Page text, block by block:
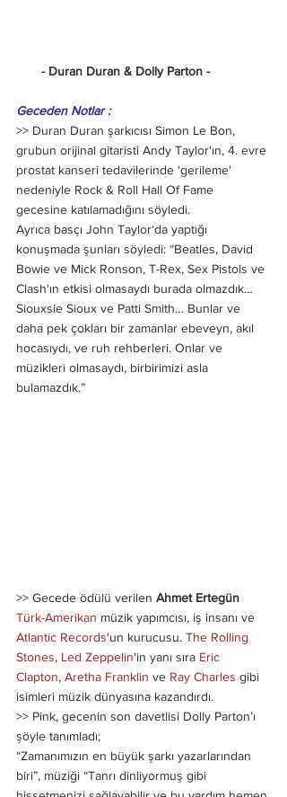
       - Duran Duran & Dolly Parton -
Geceden Notlar :
>> Duran Duran şarkıcısı Simon Le Bon,
grubun orijinal gitaristi Andy Taylor'ın, 4. evre
prostat kanseri tedavilerinde 'gerileme'
nedeniyle Rock & Roll Hall Of Fame
gecesine katılamadığını söyledi.
Ayrıca basçı John Taylor‘da yaptığı
konuşmada şunları söyledi: “Beatles, David
Bowie ve Mick Ronson, T-Rex, Sex Pistols ve
Clash'ın etkisi olmasaydı burada olmazdık…
Siouxsie Sioux ve Patti Smith… Bunlar ve
daha pek çokları bir zamanlar ebeveyn, akıl
hocasıydı, ve ruh rehberleri. Onlar ve
müzikleri olmasaydı, birbirimizi asla
bulamazdık.”
>> Gecede ödülü verilen Ahmet Ertegün
Türk-Amerikan müzik yapımcısı, iş insanı ve
Atlantic Records'un kurucusu. The Rolling
Stones, Led Zeppelin'in yanı sıra Eric
Clapton, Aretha Franklin ve Ray Charles gibi
isimleri müzik dünyasına kazandırdı.
>> Pink, gecenin son davetlisi Dolly Parton’ı
şöyle tanımladı;
“Zamanımızın en büyük şarkı yazarlarından
biri”, müziği “Tanrı dinliyormuş gibi